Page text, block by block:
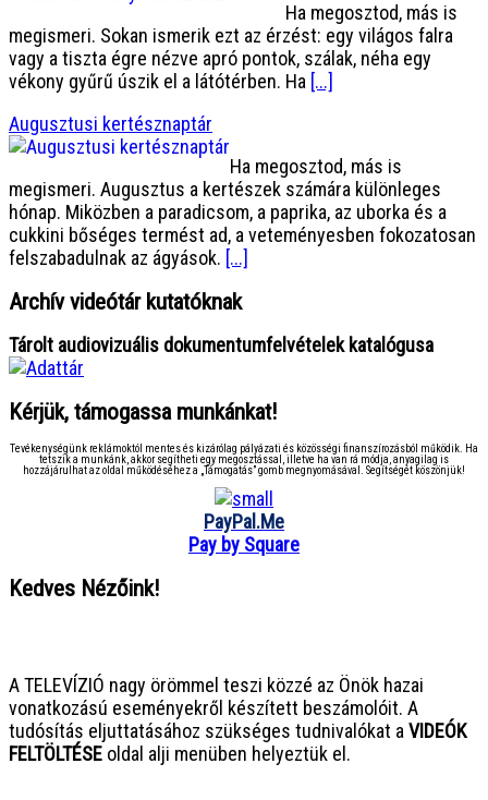
Ha megosztod, más is
megismeri. Sokan ismerik ezt az érzést: egy világos falra
vagy a tiszta égre nézve apró pontok, szálak, néha egy
vékony gyűrű úszik el a látótérben. Ha [...]
Augusztusi kertésznaptár
Ha megosztod, más is
megismeri. Augusztus a kertészek számára különleges
hónap. Miközben a paradicsom, a paprika, az uborka és a
cukkini bőséges termést ad, a veteményesben fokozatosan
felszabadulnak az ágyások. [...]
Archív videótár kutatóknak
Tárolt audiovizuális dokumentumfelvételek katalógusa
Kérjük, támogassa munkánkat!
Tevékenységünk reklámoktól mentes és kizárólag pályázati és közösségi finanszírozásból működik. Ha
tetszik a munkánk, akkor segítheti egy megosztással, illetve ha van rá módja, anyagilag is
hozzájárulhat az oldal működéséhez a „Támogatás” gomb megnyomásával. Segítségét köszönjük!
PayPal.Me
Pay by Square
Kedves Nézőink!
A TELEVÍZIÓ nagy örömmel teszi közzé az Önök hazai
vonatkozású eseményekről készített beszámolóit. A
tudósítás eljuttatásához szükséges tudnivalókat a VIDEÓK
FELTÖLTÉSE oldal alji menüben helyeztük el.